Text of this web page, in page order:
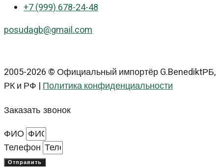
+7 (999) 678-24-48
posudagb@gmail.com
2005-2026 © Официальный импортёр G.BenediktРБ,
РК и РФ |Политика конфиденциальности
Заказать звонок
ФИО
Телефон
Отправить